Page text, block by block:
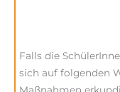
Falls die
sich auf folgenden